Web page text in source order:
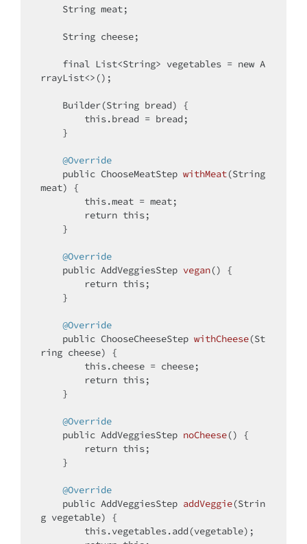
final List<String> vegetables = new A
rrayList<>();
this.bread = bread;
@Override
public ChooseMeatStep withMeat(String
meat)
{
this.meat = meat;
return this;
@Override
public AddVeggiesStep vegan()
{
return this;
@Override
public ChooseCheeseStep withCheese(St
ring cheese)
{
this.cheese = cheese;
return this;
@Override
public AddVeggiesStep noCheese()
{
return this;
@Override
public AddVeggiesStep addVeggie(Strin
g vegetable)
{
this.vegetables.add(vegetable);